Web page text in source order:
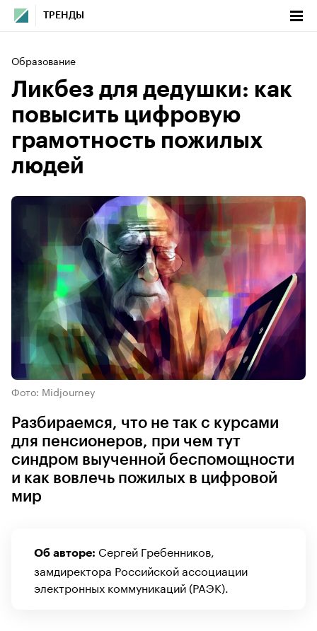
ТРЕНДЫ
Образование
Ликбез для дедушки: как
повысить цифровую
грамотность пожилых
людей
Фото: Midjourney
Разбираемся, что не так с курсами
для пенсионеров, при чем тут
синдром выученной беспомощности
и как вовлечь пожилых в цифровой
мир
Об авторе: Сергей Гребенников,
замдиректора Российской ассоциации
электронных коммуникаций (РАЭК).